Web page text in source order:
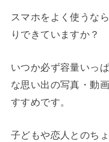
スマホをよく使うな
りできていますか？
いつか必ず容量いっ
な思い出の写真・動
すすめです。
子どもや恋人とのち